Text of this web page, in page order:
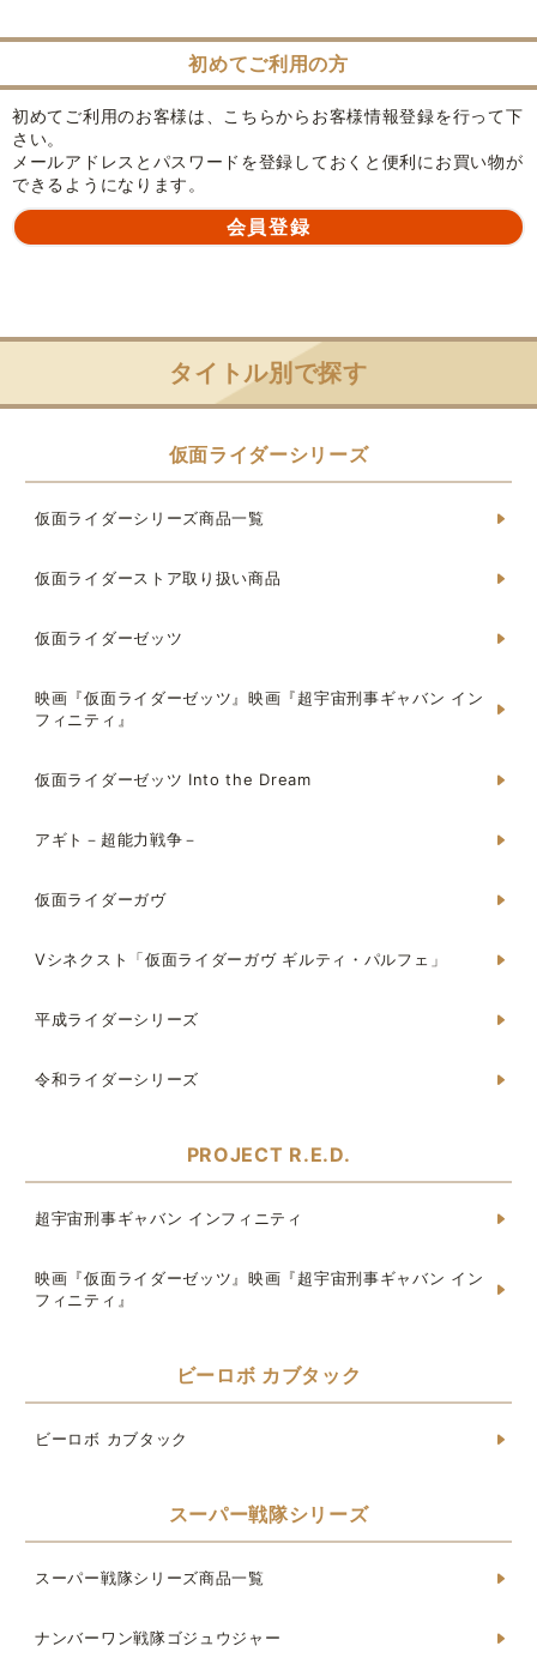
初めてご利用の方
初めてご利用のお客様は、こちらからお客様情報登録を行って下
さい。
メールアドレスとパスワードを登録しておくと便利にお買い物が
できるようになります。
タイトル別で探す
仮面ライダーシリーズ
仮面ライダーシリーズ商品一覧
仮面ライダーストア取り扱い商品
仮面ライダーゼッツ
映画『仮面ライダーゼッツ』映画『超宇宙刑事ギャバン イン
フィニティ』
仮面ライダーゼッツ Into the Dream
アギト－超能力戦争－
仮面ライダーガヴ
Vシネクスト「仮面ライダーガヴ ギルティ・パルフェ」
平成ライダーシリーズ
令和ライダーシリーズ
PROJECT R.E.D.
超宇宙刑事ギャバン インフィニティ
映画『仮面ライダーゼッツ』映画『超宇宙刑事ギャバン イン
フィニティ』
ビーロボ カブタック
ビーロボ カブタック
スーパー戦隊シリーズ
スーパー戦隊シリーズ商品一覧
ナンバーワン戦隊ゴジュウジャー